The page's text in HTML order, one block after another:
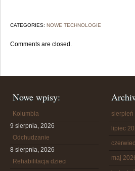
CATEGORIES: NOWE TECHNOLOGIE
Comments are closed.
Nowe wpisy:
Kolumbia
9 sierpnia, 2026
Odchudzanie
8 sierpnia, 2026
Rehabilitacja dzieci
sierpień
lipiec
maj